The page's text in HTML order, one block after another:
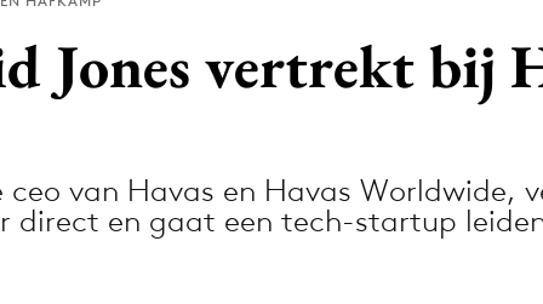
Media
Merkstrategie
Jones vertrekt bij
ceo van Havas en Havas Worldwide,
direct en gaat een tech-startup